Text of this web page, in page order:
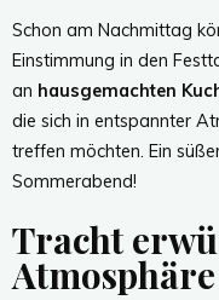
Schon am Nachmittag
Einstimmung in den
an hausgemachten
die sich in entspannter
treffen möchten. Ein
Sommerabend!
Tracht